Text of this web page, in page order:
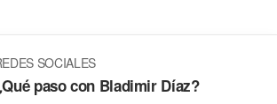
SOCIALES
paso con Bladimir Díaz?